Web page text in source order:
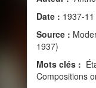
Date : 1937-11
Source :
1937)
Mots clés :
Compositions